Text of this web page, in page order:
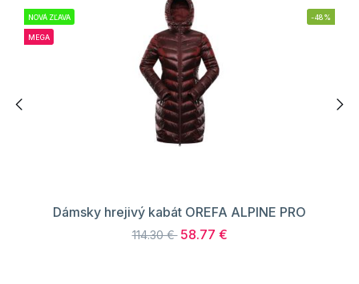
NOVÁ ZĽAVA
MEGA
-48%
Dámsky hrejivý kabát OREFA ALPINE PRO
114.30 € 58.77 €